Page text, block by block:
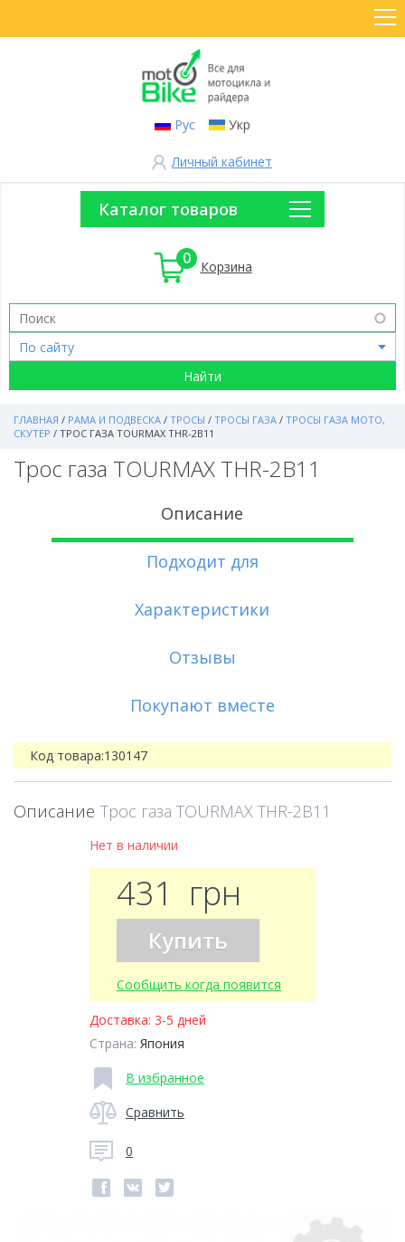
Рус Укр
Личный кабинет
Каталог товаров
0 Корзина
ГЛАВНАЯ / РАМА И ПОДВЕСКА / ТРОСЫ / ТРОСЫ ГАЗА / ТРОСЫ ГАЗА МОТО,
СКУТЕР / ТРОС ГАЗА TOURMAX THR-2B11
Трос газа TOURMAX THR-2B11
Описание
Подходит для
Характеристики
Отзывы
Покупают вместе
Код товара:130147
Описание Трос газа TOURMAX THR-2B11
Нет в наличии
431 грн
Купить
Сообщить когда появится
Доставка: 3-5 дней
Страна: Япония
В избранное
Сравнить
0